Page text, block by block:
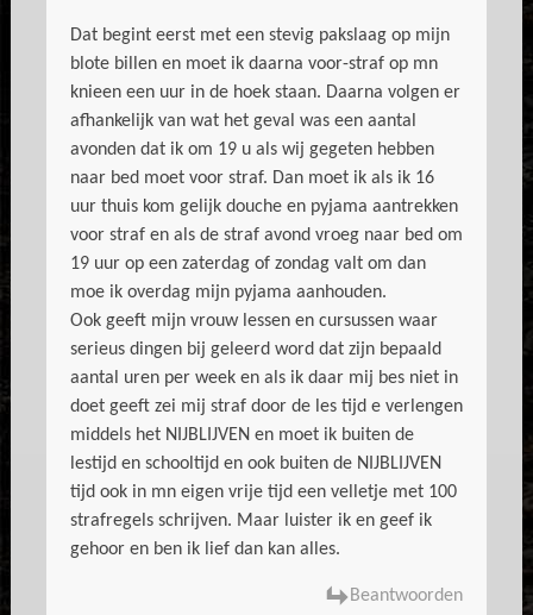
Dat begint eerst met een stevig pakslaag op mijn
blote billen en moet ik daarna voor-straf op mn
knieen een uur in de hoek staan. Daarna volgen er
afhankelijk van wat het geval was een aantal
avonden dat ik om 19 u als wij gegeten hebben
naar bed moet voor straf. Dan moet ik als ik 16
uur thuis kom gelijk douche en pyjama aantrekken
voor straf en als de straf avond vroeg naar bed om
19 uur op een zaterdag of zondag valt om dan
moe ik overdag mijn pyjama aanhouden.
Ook geeft mijn vrouw lessen en cursussen waar
serieus dingen bij geleerd word dat zijn bepaald
aantal uren per week en als ik daar mij bes niet in
doet geeft zei mij straf door de les tijd e verlengen
middels het NIJBLIJVEN en moet ik buiten de
lestijd en schooltijd en ook buiten de NIJBLIJVEN
tijd ook in mn eigen vrije tijd een velletje met 100
strafregels schrijven. Maar luister ik en geef ik
gehoor en ben ik lief dan kan alles.
Beantwoorden